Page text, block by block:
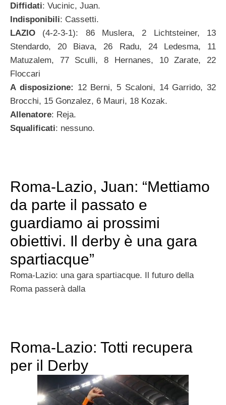
Diffidati: Vucinic, Juan.
Indisponibili: Cassetti.
LAZIO (4-2-3-1): 86 Muslera, 2 Lichtsteiner, 13
Stendardo, 20 Biava, 26 Radu, 24 Ledesma, 11
Matuzalem, 77 Sculli, 8 Hernanes, 10 Zarate, 22
Floccari
A disposizione: 12 Berni, 5 Scaloni, 14 Garrido, 32
Brocchi, 15 Gonzalez, 6 Mauri, 18 Kozak.
Allenatore: Reja.
Squalificati: nessuno.
Roma-Lazio, Juan: “Mettiamo
da parte il passato e
guardiamo ai prossimi
obiettivi. Il derby è una gara
spartiacque”
Roma-Lazio: una gara spartiacque. Il futuro della
Roma passerà dalla
Roma-Lazio: Totti recupera
per il Derby